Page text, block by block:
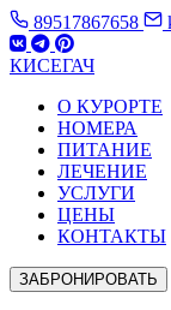
89517867658
КИСЕГАЧ
О КУРОРТЕ
НОМЕРА
ПИТАНИЕ
ЛЕЧЕНИЕ
УСЛУГИ
ЦЕНЫ
КОНТАКТЫ
ЗАБРОНИРОВАТЬ